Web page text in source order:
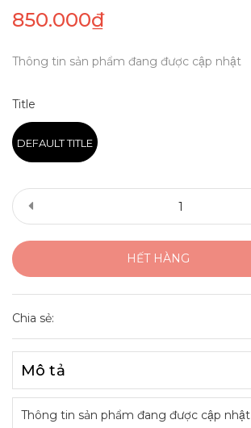
850.000₫
Thông tin sản phẩm đang được cập nhật
Title
DEFAULT TITLE
HẾT HÀNG
Chia sẻ:
Mô tả
Thông tin sản phẩm đang được cập nhật